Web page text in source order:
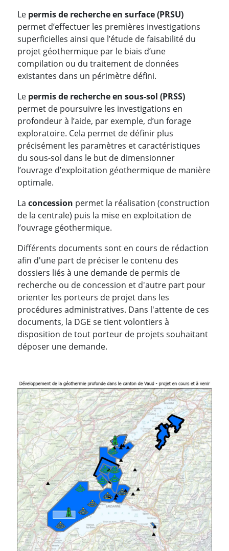
Le permis de recherche en surface (PRSU)
permet d’effectuer les premières investigations
superficielles ainsi que l’étude de faisabilité du
projet géothermique par le biais d’une
compilation ou du traitement de données
existantes dans un périmètre défini.
Le permis de recherche en sous-sol (PRSS)
permet de poursuivre les investigations en
profondeur à l’aide, par exemple, d’un forage
exploratoire. Cela permet de définir plus
précisément les paramètres et caractéristiques
du sous-sol dans le but de dimensionner
l’ouvrage d’exploitation géothermique de manière
optimale.
La concession permet la réalisation (construction
de la centrale) puis la mise en exploitation de
l’ouvrage géothermique.
Différents documents sont en cours de rédaction
afin d'une part de préciser le contenu des
dossiers liés à une demande de permis de
recherche ou de concession et d'autre part pour
orienter les porteurs de projet dans les
procédures administratives. Dans l'attente de ces
documents, la DGE se tient volontiers à
disposition de tout porteur de projets souhaitant
déposer une demande.